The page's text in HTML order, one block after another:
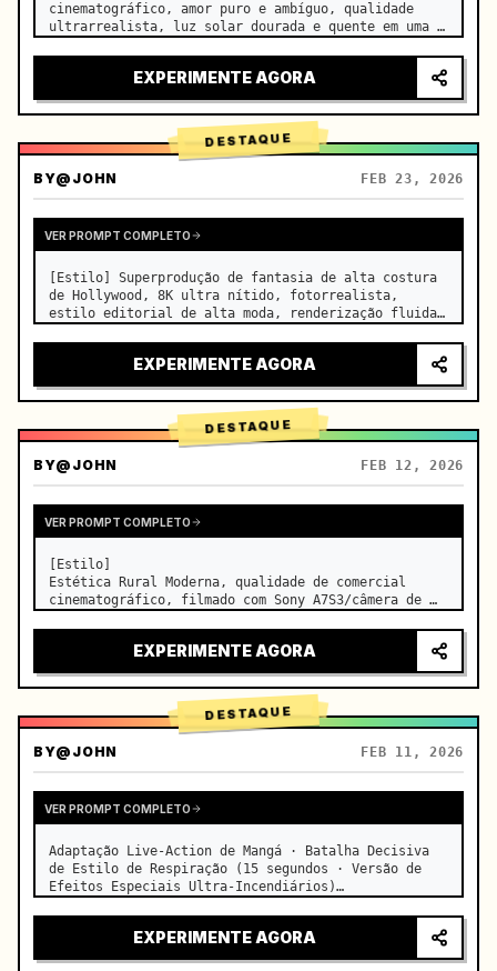
cinematográfico, amor puro e ambíguo, qualidade
ultrarrealista, luz solar dourada e quente em uma
minúsculas partículas de po…
EXPERIMENTE AGORA
DESTAQUE
BY@JOHN FEB 23, 2026
VER PROMPT COMPLETO
[Estilo] Superprodução de fantasia de alta costura
de Hollywood, 8K ultra nítido, fotorrealista,
estilo editorial de alta moda, renderização fluida
segundos. [Cena] Um Salar de Uyuni (Espelho do Céu)
infinito e real…EXPERIMENTE AGORA
DESTAQUE
BY@JOHN FEB 12, 2026
VER PROMPT COMPLETO
[Estilo]
Estética Rural Moderna, qualidade de comercial
cinematográfico, filmado com Sony A7S3/câmera de
iluminação natural transparente, ASMR curativo, sem
sensação de drama de época.
[Cena]
Uma cozinha moderna de f…
EXPERIMENTE AGORA
DESTAQUE
BY@JOHN FEB 11, 2026
VER PROMPT COMPLETO
Adaptação Live-Action de Mangá · Batalha Decisiva
de Estilo de Respiração (15 segundos · Versão de
Efeitos Especiais Ultra-Incendiários)
Dourado), duelo live-action e…
EXPERIMENTE AGORA